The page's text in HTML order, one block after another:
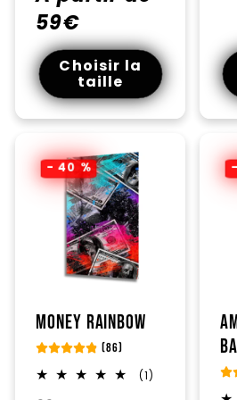
59€
Choisir la
taille
- 40 %
Money Rainbow
(86)
(1)